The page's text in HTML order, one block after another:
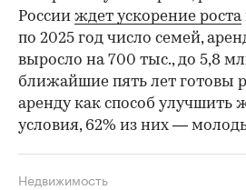
России ждет ускорение роста
по 2025 год число семей,
выросло на 700 тыс., до 5,8
ближайшие пять лет готовы
аренду как способ
условия, 62% из них —
Недвижимость